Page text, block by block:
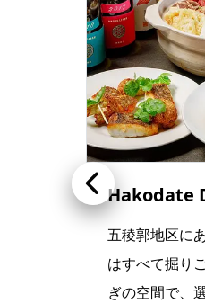
Hakodate
五稜郭地区に
はすべて掘り
ぎの空間で、